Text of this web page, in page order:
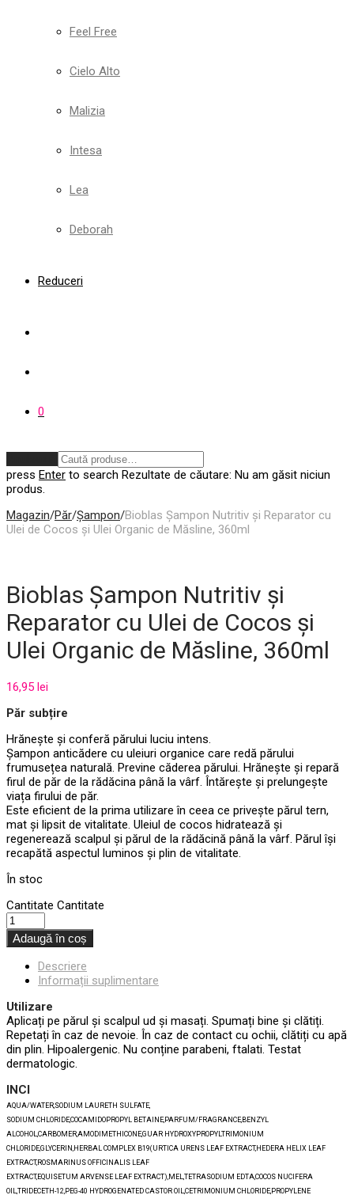
Feel Free
Cielo Alto
Malizia
Intesa
Lea
Deborah
Reduceri
0
press Enter to search Rezultate de căutare: Nu am găsit niciun
produs.
Magazin/Păr/Șampon/Bioblas Șampon Nutritiv și Reparator cu
Ulei de Cocos și Ulei Organic de Măsline, 360ml
Bioblas Șampon Nutritiv și
Reparator cu Ulei de Cocos și
Ulei Organic de Măsline, 360ml
16,95 lei
Păr subțire
Hrănește și conferă părului luciu intens.
Șampon anticădere cu uleiuri organice care redă părului
frumusețea naturală. Previne căderea părului. Hrănește și repară
firul de păr de la rădăcina până la vârf. Întărește și prelungește
viața firului de păr.
Este eficient de la prima utilizare în ceea ce privește părul tern,
mat și lipsit de vitalitate. Uleiul de cocos hidratează și
regenerează scalpul și părul de la rădăcină până la vârf. Părul își
recapătă aspectul luminos și plin de vitalitate.
În stoc
Cantitate Cantitate
Adaugă în coș
Descriere
Informații suplimentare
Utilizare
Aplicați pe părul și scalpul ud și masați. Spumați bine și clătiți.
Repetați în caz de nevoie. În caz de contact cu ochii, clătiți cu apă
din plin. Hipoalergenic. Nu conține parabeni, ftalati. Testat
dermatologic.
INCI
AQUA/WATER,SODIUM LAURETH SULFATE,
SODIUM CHLORIDE,COCAMIDOPROPYL BETAINE,PARFUM/FRAGRANCE,BENZYL
ALCOHOL,CARBOMER,AMODIMETHICONE,GUAR HYDROXYPROPYLTRIMONIUM
CHLORIDE,GLYCERIN,HERBAL COMPLEX B19(URTICA URENS LEAF EXTRACT,HEDERA HELIX LEAF
EXTRACT,ROSMARINUS OFFICINALIS LEAF
EXTRACT,EQUISETUM ARVENSE LEAF EXTRACT),MEL,TETRASODIUM EDTA,COCOS NUCIFERA
OIL,TRIDECETH-12,PEG-40 HYDROGENATED CASTOR OIL,CETRIMONIUM CHLORIDE,PROPYLENE